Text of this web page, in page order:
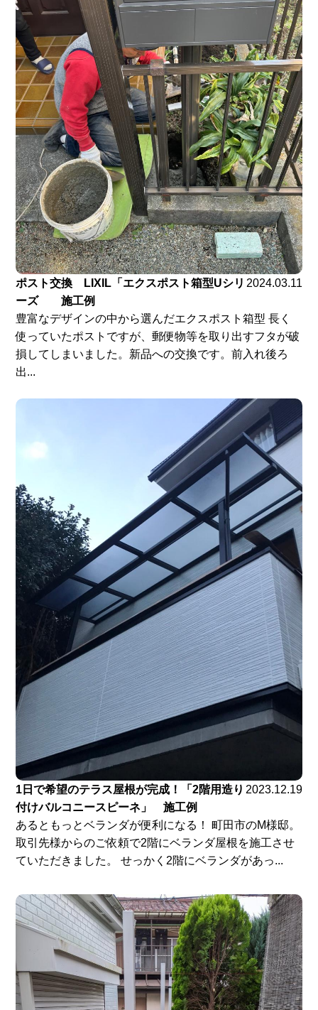
ポスト交換 LIXIL「エクスポスト箱型Uシリ
ーズ 施工例
2024.03.11
豊富なデザインの中から選んだエクスポスト箱型 長く
使っていたポストですが、郵便物等を取り出すフタが破
損してしまいました。新品への交換です。前入れ後ろ
出...
1日で希望のテラス屋根が完成！「2階用造り
付けバルコニースピーネ」 施工例
2023.12.19
あるともっとベランダが便利になる！ 町田市のM様邸。
取引先様からのご依頼で2階にベランダ屋根を施工させ
ていただきました。 せっかく2階にベランダがあっ...